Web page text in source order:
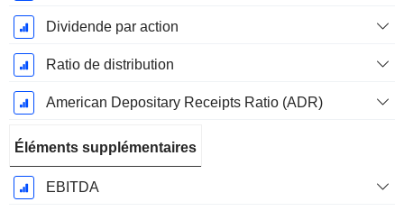
Dividende par action
Ratio de distribution
American Depositary Receipts Ratio (ADR)
Éléments supplémentaires
EBITDA